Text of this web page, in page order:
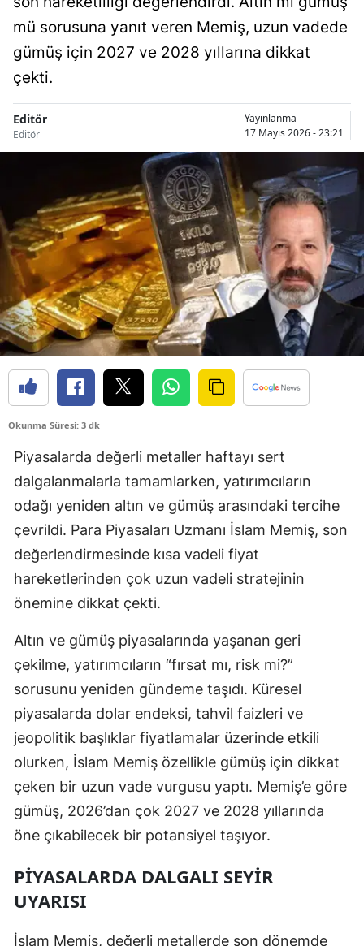
mü sorusuna yanıt veren Memiş, uzun vadede
gümüş için 2027 ve 2028 yıllarına dikkat
çekti.
Editör
Editör
Yayınlanma
17 Mayıs 2026 - 23:21
Okunma Süresi: 3 dk
Piyasalarda değerli metaller haftayı sert
dalgalanmalarla tamamlarken, yatırımcıların
odağı yeniden altın ve gümüş arasındaki tercihe
çevrildi. Para Piyasaları Uzmanı İslam Memiş, son
değerlendirmesinde kısa vadeli fiyat
hareketlerinden çok uzun vadeli stratejinin
önemine dikkat çekti.
Altın ve gümüş piyasalarında yaşanan geri
çekilme, yatırımcıların “fırsat mı, risk mi?”
sorusunu yeniden gündeme taşıdı. Küresel
piyasalarda dolar endeksi, tahvil faizleri ve
jeopolitik başlıklar fiyatlamalar üzerinde etkili
olurken, İslam Memiş özellikle gümüş için dikkat
çeken bir uzun vade vurgusu yaptı. Memiş’e göre
gümüş, 2026’dan çok 2027 ve 2028 yıllarında
öne çıkabilecek bir potansiyel taşıyor.
PİYASALARDA DALGALI SEYİR
UYARISI
İslam Memiş, değerli metallerde son dönemde